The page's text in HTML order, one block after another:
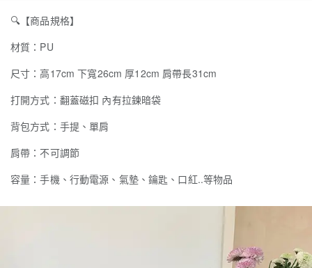
🔍 【商品規格】
材質：PU
尺寸：高17cm 下寬26cm 厚12cm 肩帶長31cm
打開方式：翻蓋磁扣 內有拉鍊暗袋
背包方式：手提、單肩
肩帶：不可調節
容量：手機、行動電源、氣墊、鑰匙、口紅..等物品